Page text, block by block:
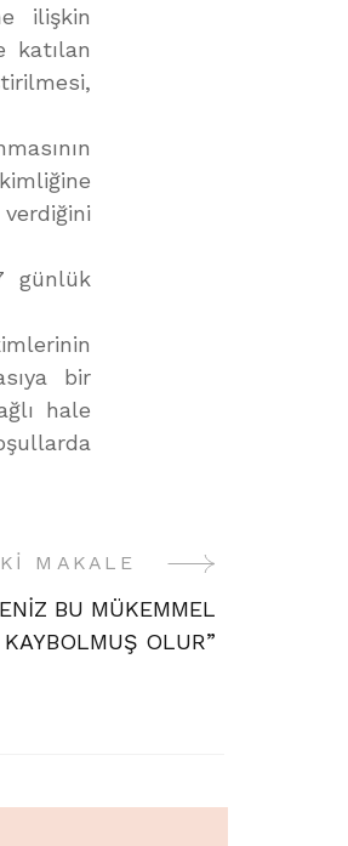
ilişkin
katılan
günlük
bir
hale
MAKALE
BU MÜKEMMEL
OLUR”